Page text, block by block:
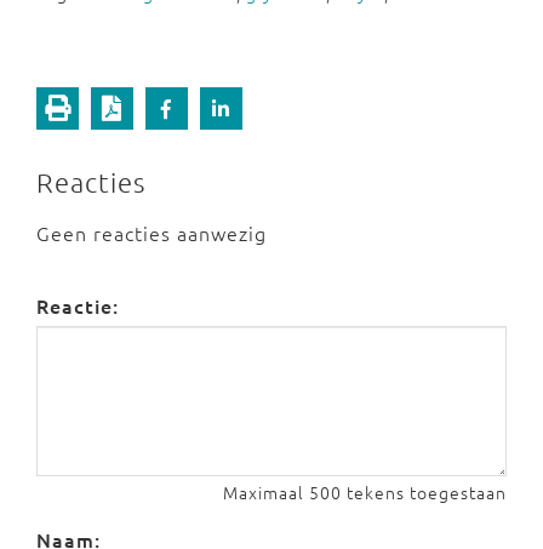
Reacties
Geen reacties aanwezig
Reactie:
Maximaal 500 tekens toegestaan
Naam: